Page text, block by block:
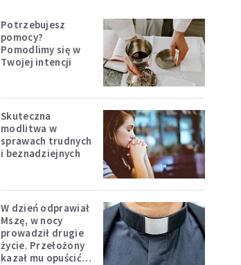
Potrzebujesz
pomocy?
Pomodlimy się w
Twojej intencji
Skuteczna
modlitwa w
sprawach trudnych
i beznadziejnych
W dzień odprawiał
Mszę, w nocy
prowadził drugie
życie. Przełożony
kazał mu opuścić